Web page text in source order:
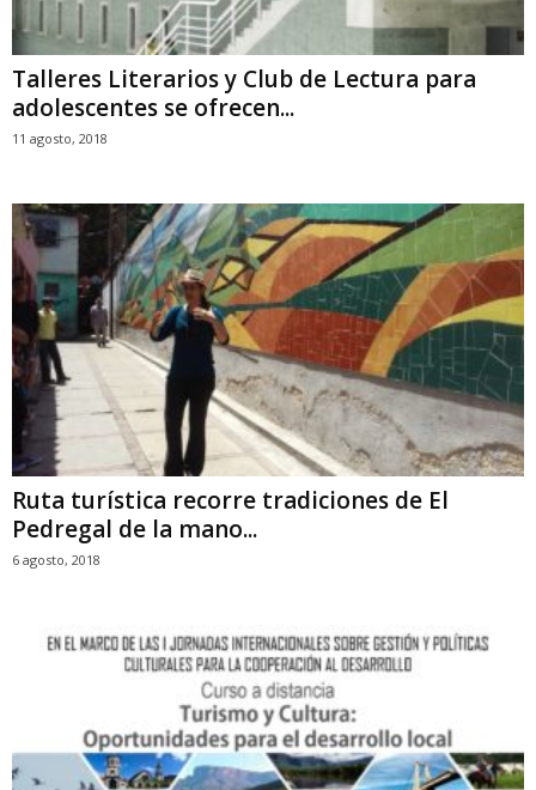
Talleres Literarios y Club de Lectura para
adolescentes se ofrecen...
11 agosto, 2018
Ruta turística recorre tradiciones de El
Pedregal de la mano...
6 agosto, 2018